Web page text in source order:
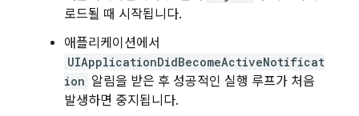
로드될 때 시작됩니다.
애플리케이션에서
UIApplicationDidBecomeActiveNotificat
ion 알림을 받은 후 성공적인 실행 루프가 처음
발생하면 중지됩니다.